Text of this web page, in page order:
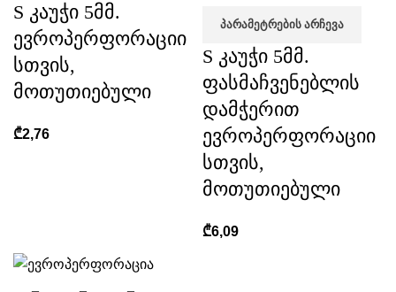
S კაუჭი 5მმ.
ევროპერფორაციი
სთვის,
მოთუთიებული
₾2,76
ᲞᲐᲠᲐᲛᲔᲢᲠᲔᲑᲘᲡ ᲐᲠᲩᲔᲕᲐ
S კაუჭი 5მმ.
ფასმაჩვენებლის
დამჭერით
ევროპერფორაციი
სთვის,
მოთუთიებული
₾6,09